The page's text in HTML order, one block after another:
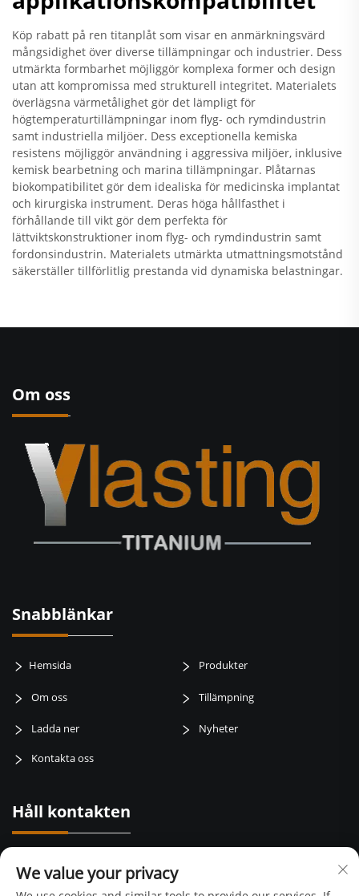
Köp rabatt på ren titanplåt som visar en anmärkningsvärd
mångsidighet över diverse tillämpningar och industrier. Dess
utmärkta formbarhet möjliggör komplexa former och design
utan att kompromissa med strukturell integritet. Materialets
överlägsna värmetålighet gör det lämpligt för
högtemperaturtillämpningar inom flyg- och rymdindustrin
samt industriella miljöer. Dess exceptionella kemiska
resistens möjliggör användning i aggressiva miljöer, inklusive
kemisk bearbetning och marina tillämpningar. Plåtarnas
biokompatibilitet gör dem idealiska för medicinska implantat
och kirurgiska instrument. Deras höga hållfasthet i
förhållande till vikt gör dem perfekta för
lättviktskonstruktioner inom flyg- och rymdindustrin samt
fordonsindustrin. Materialets utmärkta utmattningsmotstånd
säkerställer tillförlitlig prestanda vid dynamiska belastningar.
Om oss
Snabblänkar
Hemsida Produkter
Om oss Tillämpning
Ladda ner Nyheter
Kontakta oss
Håll kontakten
+86-15129015168
We value your privacy